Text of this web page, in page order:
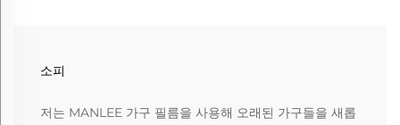
소피
저는 MANLEE 가구 필름을 사용해 오래된 가구들을 새롭